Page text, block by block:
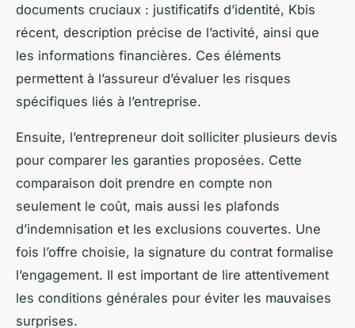
documents cruciaux : justificatifs d’identité, Kbis
récent, description précise de l’activité, ainsi que
les informations financières. Ces éléments
permettent à l’assureur d’évaluer les risques
spécifiques liés à l’entreprise.
Ensuite, l’entrepreneur doit solliciter plusieurs devis
pour comparer les garanties proposées. Cette
comparaison doit prendre en compte non
seulement le coût, mais aussi les plafonds
d’indemnisation et les exclusions couvertes. Une
fois l’offre choisie, la signature du contrat formalise
l’engagement. Il est important de lire attentivement
les conditions générales pour éviter les mauvaises
surprises.